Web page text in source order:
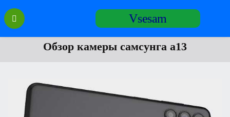
Перейти
содержанию
Vsesam
Обзор камеры самсунга а13